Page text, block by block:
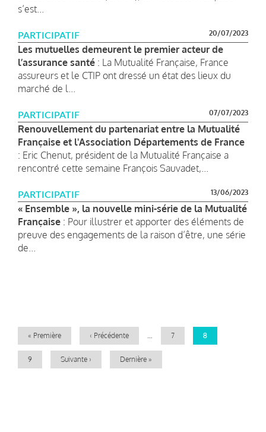
s’est...
PARTICIPATIF 20/07/2023
Les mutuelles demeurent le premier acteur de
l’assurance santé : La Mutualité Française, France
assureurs et le CTIP ont dressé un état des lieux du
marché de l...
PARTICIPATIF 07/07/2023
Renouvellement du partenariat entre la Mutualité
Française et l'Association Départements de France
: Eric Chenut, président de la Mutualité Française a
rencontré cette semaine François Sauvadet,...
PARTICIPATIF 13/06/2023
« Ensemble », la nouvelle mini-série de la Mutualité
Française : Pour illustrer et apporter des éléments de
preuve des engagements de la raison d’être, une série
de...
Première
« Première
Page
‹ Précédente Page
7
Page
8
Page
9
Page
Suivante ›
Dernière
Dernière »